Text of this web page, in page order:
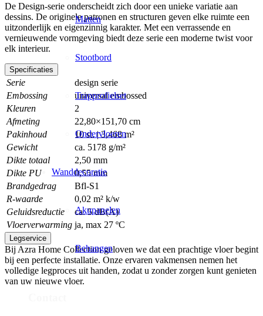
Matten
Stootbord
Trapprofielset
Ondervloeren
Wanddecoratie
Akupanelen
Behangen
De Design-serie onderscheidt zich door een unieke variatie aan
dessins. De originele patronen en structuren geven elke ruimte een
uitzonderlijk en eigenzinnig karakter. Met een verrassende en
vernieuwende vormgeving biedt deze serie een moderne twist voor
elk interieur.
Specificaties
Serie
design serie
Embossing
universal embossed
Kleuren
2
Afmeting
22,80×151,70 cm
Pakinhoud
10 st. | 3,468 m²
Gewicht
ca. 5178 g/m²
Dikte totaal
2,50 mm
Dikte PU
0,55 mm
Brandgedrag
Bfl-S1
R-waarde
0,02 m² k/w
Geluidsreductie
ca. 5 dB(A)
Vloerverwarming ja, max 27 ºC
Legservice
Bij Azra Home Collection geloven we dat een prachtige vloer begint
bij een perfecte installatie. Onze ervaren vakmensen nemen het
volledige legproces uit handen, zodat u zonder zorgen kunt genieten
van uw nieuwe vloer.